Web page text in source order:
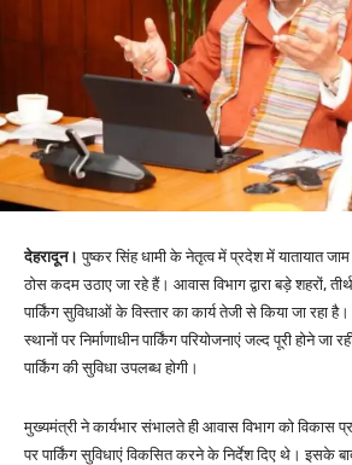
देहरादून। पुष्कर सिंह धामी के नेतृत्व में प्रदेश में यातायात
ठोस कदम उठाए जा रहे हैं। आवास विभाग द्वारा बड़े शहरों,
पार्किंग सुविधाओं के विस्तार का कार्य तेजी से किया जा रहा
स्थानों पर निर्माणाधीन पार्किंग परियोजनाएं जल्द पूरी होने जा
पार्किंग की सुविधा उपलब्ध होगी।
मुख्यमंत्री ने कार्यभार संभालते ही आवास विभाग को विकास
पर पार्किंग सुविधाएं विकसित करने के निर्देश दिए थे। इसके